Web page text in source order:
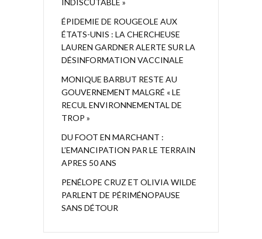
INDISCUTABLE »
ÉPIDEMIE DE ROUGEOLE AUX
ÉTATS-UNIS : LA CHERCHEUSE
LAUREN GARDNER ALERTE SUR LA
DÉSINFORMATION VACCINALE
MONIQUE BARBUT RESTE AU
GOUVERNEMENT MALGRÉ « LE
RECUL ENVIRONNEMENTAL DE
TROP »
DU FOOT EN MARCHANT :
L’EMANCIPATION PAR LE TERRAIN
APRES 50 ANS
PENÉLOPE CRUZ ET OLIVIA WILDE
PARLENT DE PÉRIMÉNOPAUSE
SANS DÉTOUR